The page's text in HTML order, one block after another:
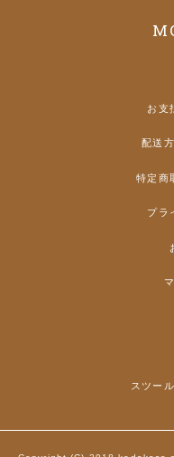
お支
配送
特定商
プラ
スツー